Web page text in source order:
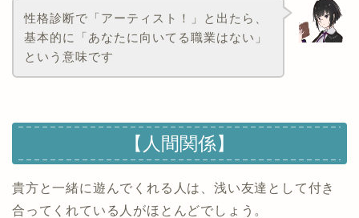
性格診断で「アーティスト！」と出たら、
基本的に「あなたに向いてる職業はない」
という意味です
【人間関係】
貴方と一緒に遊んでくれる人は、浅い友達として付き
合ってくれている人がほとんどでしょう。